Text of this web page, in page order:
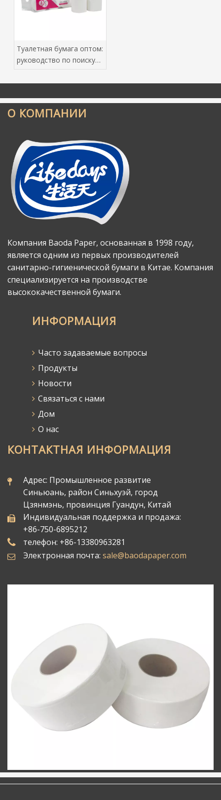
Туалетная бумага оптом:
руководство по поиску
О КОМПАНИИ
Компания Baoda Paper, основанная в 1998 году,
является одним из первых производителей
санитарно-гигиенической бумаги в Китае. Компания
специализируется на производстве
высококачественной бумаги.
ИНФОРМАЦИЯ
Часто задаваемые вопросы
Продукты
Новости
Связаться с нами
Дом
О нас
КОНТАКТНАЯ ИНФОРМАЦИЯ
Адрес: Промышленное развитие
Синьюань, район Синьхуэй, город
Цзянмэнь, провинция Гуандун, Китай
Индивидуальная поддержка и продажа:
+86-750-6895212
телефон: +86-13380963281
Электронная почта: sale@baodapaper.com​​​​​​